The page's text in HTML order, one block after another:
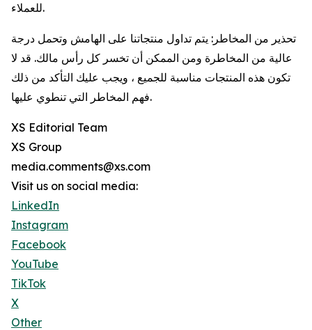
للعملاء.
تحذير من المخاطر: يتم تداول منتجاتنا على الهامش وتحمل درجة
عالية من المخاطرة ومن الممكن أن تخسر كل رأس مالك. قد لا
تكون هذه المنتجات مناسبة للجميع ، ويجب عليك التأكد من ذلك
فهم المخاطر التي تنطوي عليها.
XS Editorial Team
XS Group
media.comments@xs.com
Visit us on social media:
LinkedIn
Instagram
Facebook
YouTube
TikTok
X
Other